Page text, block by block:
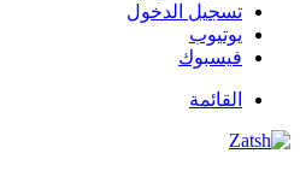
تسجيل الدخول
يوتيوب
فيسبوك
القائمة